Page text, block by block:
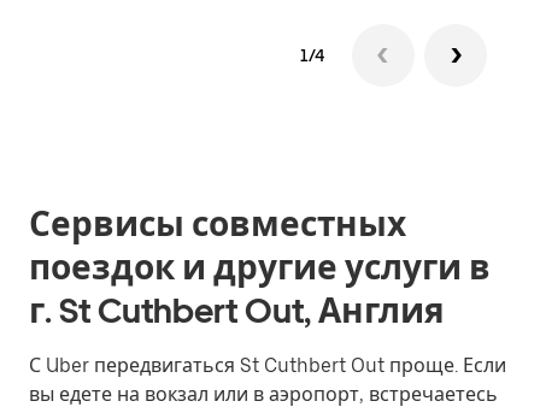
1/4
Сервисы совместных
поездок и другие услуги в
г. St Cuthbert Out, Англия
С Uber передвигаться St Cuthbert Out проще. Если
вы едете на вокзал или в аэропорт, встречаетесь